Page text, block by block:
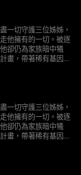
一切守護三位姊姊，
他擁有的一切。被逐
卻仍為家族暗中犧
畫，帶著稀有基因獨
一切守護三位姊姊，
他擁有的一切。被逐
卻仍為家族暗中犧
畫，帶著稀有基因獨